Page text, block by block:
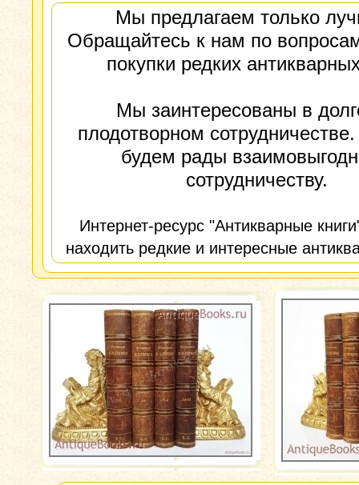
Мы предлагаем только
Обращайтесь к нам по
покупки редких
Мы заинтересованы в
плодотворном
будем рады
сотрудничеству.
Интернет-ресурс "Антикварные
находить редкие и интересные